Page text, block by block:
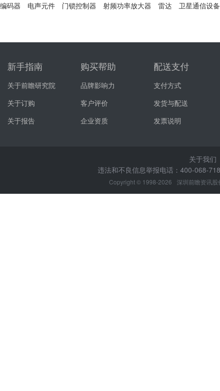
编码器
电声元件 门锁控制器 射频功率放大器 雷达 卫星通信设备
新手指南
关于前瞻研究院
关于订购
关于报告
购买帮助
品牌影响力
客户评价
企业资质
配送支付
支付方式
发货与配送
发票说明
关于我们
违法和不良信息举报电话：400-068-
Copyright © 1998-2026 深圳前瞻资讯股